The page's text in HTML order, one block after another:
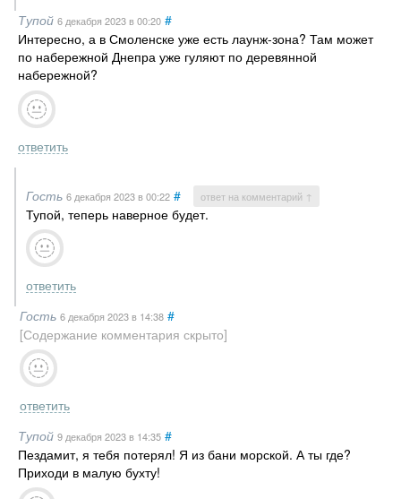
Тупой 6 декабря 2023в 00:20 #
Интересно, а в Смоленске уже есть лаунж-зона? Там может
по набережной Днепра уже гуляют по деревянной
набережной?
ответить
Гость 6 декабря 2023в 00:22 # ответ на комментарий ↑
Тупой, теперь наверное будет.
ответить
Гость 6 декабря 2023в 14:38 #
[Содержание комментария скрыто]
ответить
Тупой 9 декабря 2023в 14:35 #
Пездамит, я тебя потерял! Я из бани морской. А ты где?
Приходи в малую бухту!